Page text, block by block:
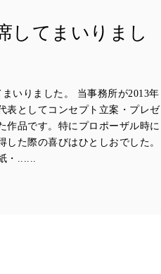
してまいりまし
いりました。 当事務所が2013年
表としてコンセプト立案・プレゼ
作品です。特にプロポーザル時に
た際の喜びはひとしおでした。
・......